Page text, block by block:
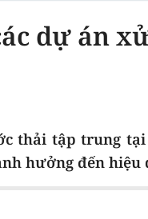
dự án
thải tập trung
hưởng đến